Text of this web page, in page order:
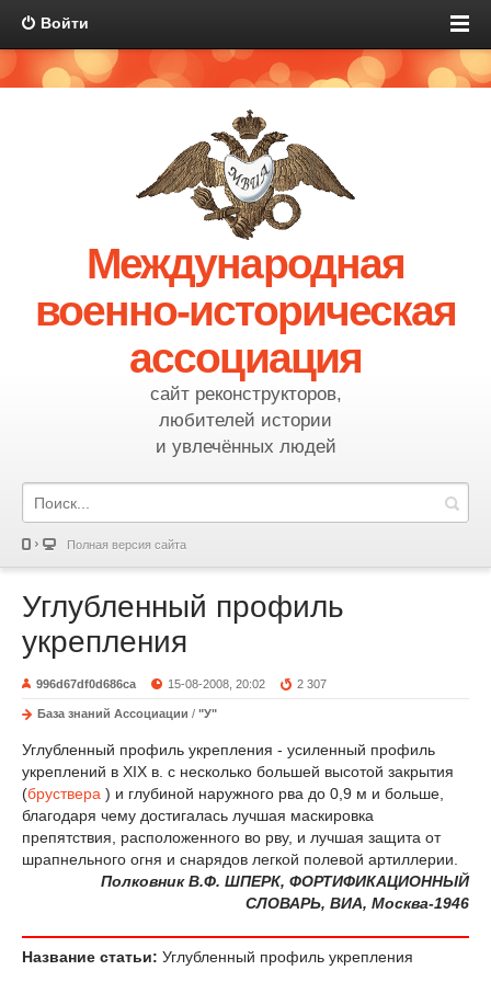
Войти
Международная
военно-историческая
ассоциация
сайт реконструкторов,
любителей истории
и увлечённых людей
Полная версия сайта
Углубленный профиль
укрепления
996d67df0d686ca 15-08-2008, 20:02 2 307
База знаний Ассоциации / "У"
Углубленный профиль укрепления - усиленный профиль
укреплений в XIX в. с несколько большей высотой закрытия
(бруствера ) и глубиной наружного рва до 0,9 м и больше,
благодаря чему достигалась лучшая маскировка
препятствия, расположенного во рву, и лучшая защита от
шрапнельного огня и снарядов легкой полевой артиллерии.
Полковник В.Ф. ШПЕРК, ФОРТИФИКАЦИОННЫЙ
СЛОВАРЬ, ВИА, Москва-1946
Название статьи: Углубленный профиль укрепления